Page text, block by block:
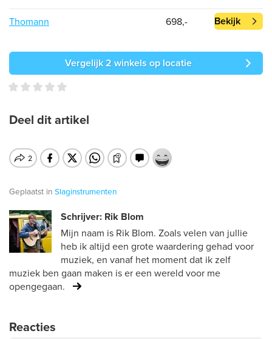
Thomann 698,- Bekijk
Vergelijk 2 winkels op locatie
Deel dit artikel
Geplaatst in Slaginstrumenten
Schrijver: Rik Blom
Mijn naam is Rik Blom. Zoals velen van jullie
heb ik altijd een grote waardering gehad voor
muziek, en vanaf het moment dat ik zelf
muziek ben gaan maken is er een wereld voor me
opengegaan.
Reacties